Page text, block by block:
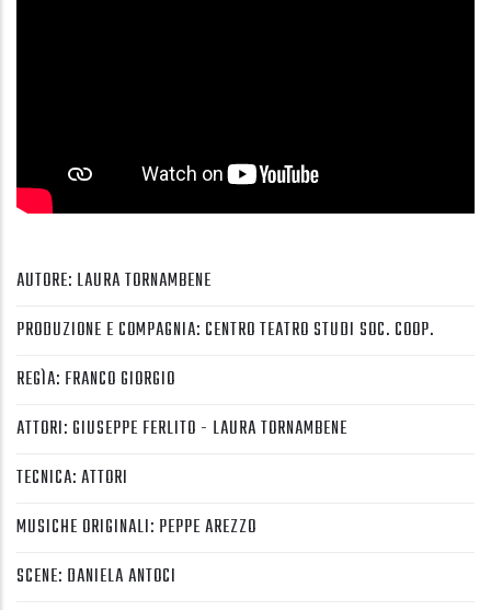
AUTORE: LAURA TORNAMBENE
PRODUZIONE E COMPAGNIA: CENTRO TEATRO STUDI SOC. COOP.
REGÌA: FRANCO GIORGIO
ATTORI: GIUSEPPE FERLITO - LAURA TORNAMBENE
TECNICA: ATTORI
MUSICHE ORIGINALI: PEPPE AREZZO
SCENE: DANIELA ANTOCI